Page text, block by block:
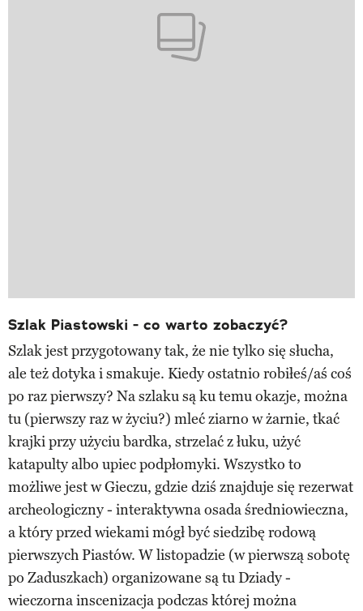
Szlak Piastowski - co warto zobaczyć?
Szlak jest przygotowany tak, że nie tylko się słucha,
ale też dotyka i smakuje. Kiedy ostatnio robiłeś/aś coś
po raz pierwszy? Na szlaku są ku temu okazje, można
tu (pierwszy raz w życiu?) mleć ziarno w żarnie, tkać
krajki przy użyciu bardka, strzelać z łuku, użyć
katapulty albo upiec podpłomyki. Wszystko to
możliwe jest w Gieczu, gdzie dziś znajduje się rezerwat
archeologiczny - interaktywna osada średniowieczna,
a który przed wiekami mógł być siedzibę rodową
pierwszych Piastów. W listopadzie (w pierwszą sobotę
po Zaduszkach) organizowane są tu Dziady -
wieczorna inscenizacja podczas której można